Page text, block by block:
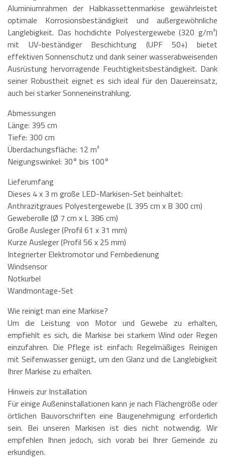
Aluminiumrahmen der Halbkassettenmarkise gewährleistet
optimale Korrosionsbeständigkeit und außergewöhnliche
Langlebigkeit. Das hochdichte Polyestergewebe (320 g/m²)
mit UV-beständiger Beschichtung (UPF 50+) bietet
effektiven Sonnenschutz und dank seiner wasserabweisenden
Ausrüstung hervorragende Feuchtigkeitsbeständigkeit. Dank
seiner Robustheit eignet es sich ideal für den Dauereinsatz,
auch bei starker Sonneneinstrahlung.
Abmessungen
Länge: 395 cm
Tiefe: 300 cm
Überdachungsfläche: 12 m²
Neigungswinkel: 30° bis 100°
Lieferumfang
Dieses 4 x 3 m große LED-Markisen-Set beinhaltet:
Anthrazitgraues Polyestergewebe (L 395 cm x B 300 cm)
Geweberolle (Ø 7 cm x L 386 cm)
Große Ausleger (Profil 61 x 31 mm)
Kurze Ausleger (Profil 56 x 25 mm)
Integrierter Elektromotor und Fernbedienung
Windsensor
Notkurbel
Wandmontage-Set
Wie reinigt man eine Markise?
Um die Leistung von Motor und Gewebe zu erhalten,
empfiehlt es sich, die Markise bei starkem Wind oder Regen
einzufahren. Die Pflege ist einfach: Regelmäßiges Reinigen
mit Seifenwasser genügt, um den Glanz und die Langlebigkeit
Ihrer Markise zu erhalten.
Hinweis zur Installation
Für einige Außeninstallationen kann je nach Flächengröße oder
örtlichen Bauvorschriften eine Baugenehmigung erforderlich
sein. Bei unseren Markisen ist dies nicht notwendig. Wir
empfehlen Ihnen jedoch, sich vorab bei Ihrer Gemeinde zu
erkundigen.